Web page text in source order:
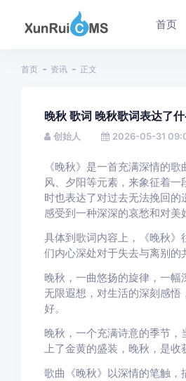
首页
首页 资讯 正文
晚秋 歌词 晚秋歌词表达了
创始人 2026-05-31
《晚秋》是一首充满深情的
风、夕阳等元素，来象征着
时也表达了对过去无法挽回
感受到一种深深的哀愁和对美
具体到歌词内容上，《晚秋》
们内心深处对于失去与离别的
晚秋，一曲悠扬的旋律，一
无限遐想，对生活的深刻感
好。
晚秋，一个充满诗意的季节
上了金黄的盛装，晚秋，是收
歌曲《晚秋》以深情的笔触